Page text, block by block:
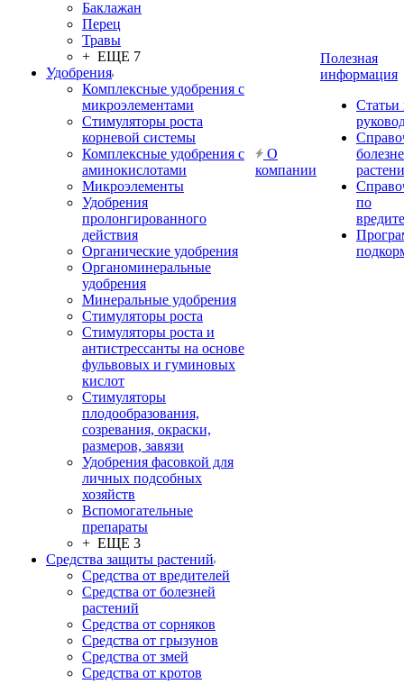
Баклажан
Перец
Травы
+ ЕЩЕ 7
Удобрения
Комплексные удобрения с
микроэлементами
Стимуляторы роста
корневой системы
Комплексные удобрения с
аминокислотами
Микроэлементы
Удобрения
пролонгированного
действия
Органические удобрения
Органоминеральные
удобрения
Минеральные удобрения
Стимуляторы роста
Стимуляторы роста и
антистрессанты на основе
фульвовых и гуминовых
кислот
Стимуляторы
плодообразования,
созревания, окраски,
размеров, завязи
Удобрения фасовкой для
личных подсобных
хозяйств
Вспомогательные
препараты
+ ЕЩЕ 3
Средства защиты растений
Средства от вредителей
Средства от болезней
растений
Средства от сорняков
Средства от грызунов
Средства от змей
Средства от кротов
О
компании
Полезная
информация
Статьи
по